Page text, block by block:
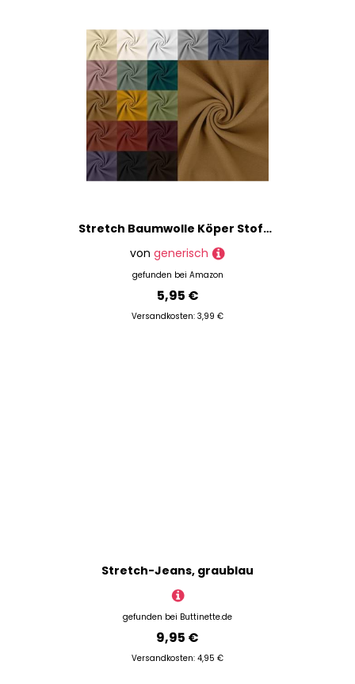
Stretch Baumwolle Köper Stoff Meterware - Twillstoff dehnbar, elastischer Hosenstoff Peach, Baumwoll-Stretch Uni, Trenchcoat Stoff *Ab 50 cm, Farbe: 1352 hellbraun
von generisch
gefunden bei Amazon
5,95 €
Versandkosten: 3,99 €
Stretch-Jeans, graublau
gefunden bei Buttinette.de
9,95 €
Versandkosten: 4,95 €